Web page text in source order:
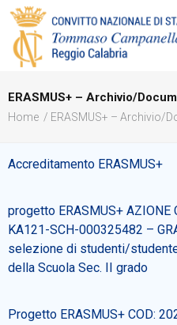
DOCUMENTAZIONE
Comunicazioni Esterne
BACHECA SINDACALE
ERASMUS+ – Archivio/
Home ERASMUS+ – Archivio/
Accreditamento ERASMUS+
progetto ERASMUS+ AZIONE
KA121-SCH-000325482 –
selezione di studenti/
della Scuola Sec. II grado
Progetto ERASMUS+ COD: